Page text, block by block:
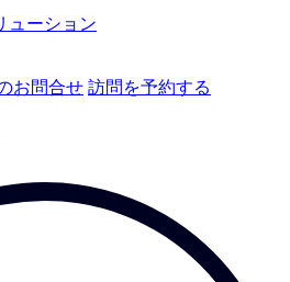
ューション
お問合せ 訪問を予約する